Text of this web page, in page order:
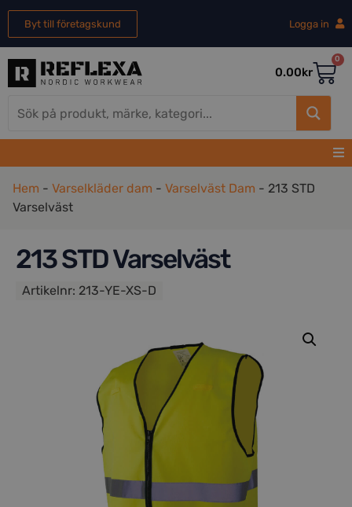
Byt till företagskund Logga in
0.00kr
0
Hem - Varselkläder dam - Varselväst Dam - 213 STD
Varselväst
213 STD Varselväst
Artikelnr: 213-YE-XS-D